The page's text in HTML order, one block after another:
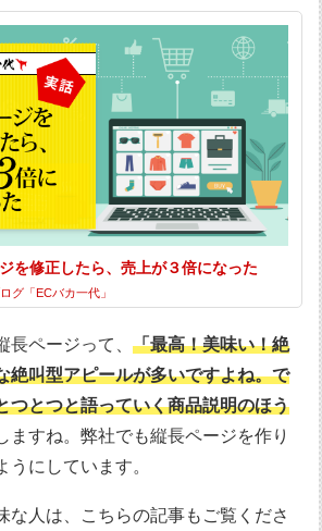
を修正したら、売上が３倍になった
グ「ECバカ一代」
長ページって、「最高！美味い！絶
絶叫型アピールが多いですよね。で
つとつと語っていく商品説明のほう
ますね。弊社でも縦長ページを作り
うにしています。
な人は、こちらの記事もご覧くださ